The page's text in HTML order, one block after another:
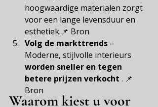
hoogwaardige materialen zorgt
voor een lange levensduur en
esthetiek.📌 Bron
Volg de markttrends –
Moderne, stijlvolle interieurs
worden sneller en tegen
betere prijzen verkocht . 📌
Bron
Waarom kiest u voor